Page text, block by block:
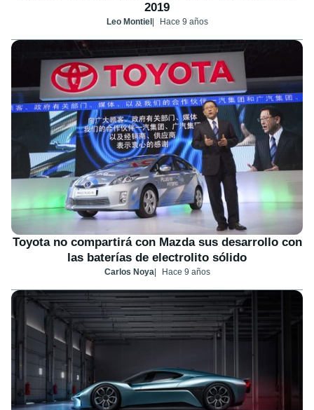
2019
Leo Montiel Hace 9 años
Toyota no compartirá con Mazda sus desarrollo con
las baterías de electrolito sólido
Carlos Noya Hace 9 años